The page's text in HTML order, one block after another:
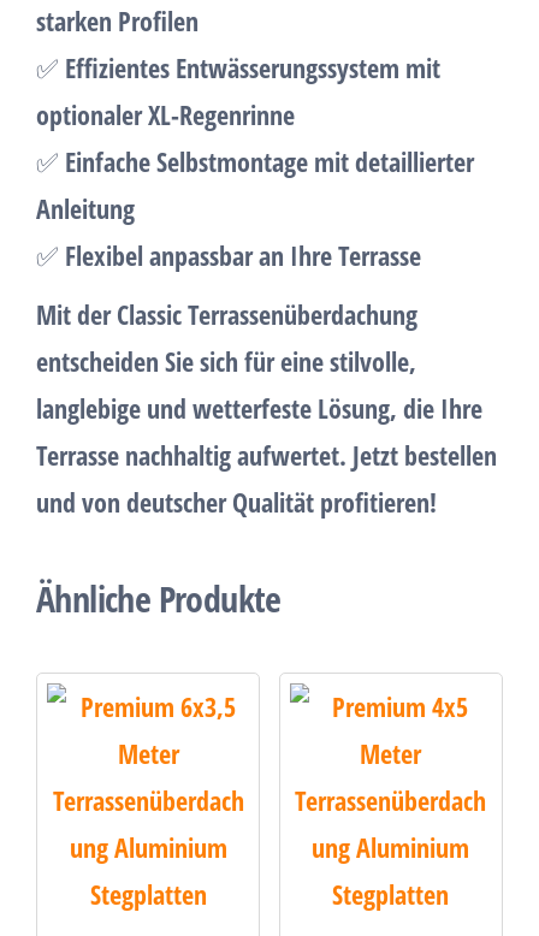
starken Profilen
✅ Effizientes Entwässerungssystem mit
optionaler XL-Regenrinne
✅ Einfache Selbstmontage mit detaillierter
Anleitung
✅ Flexibel anpassbar an Ihre Terrasse
Mit derClassic Terrassenüberdachung
entscheiden Sie sich für eine stilvolle,
langlebige und wetterfeste Lösung, die Ihre
Terrasse nachhaltig aufwertet. Jetzt bestellen
und von deutscher Qualität profitieren!
Ähnliche Produkte